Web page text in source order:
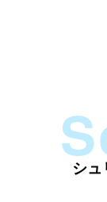
シ